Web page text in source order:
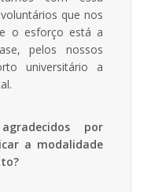
que nos
o esforço está a
pelos nossos
universitário a
por
a modalidade